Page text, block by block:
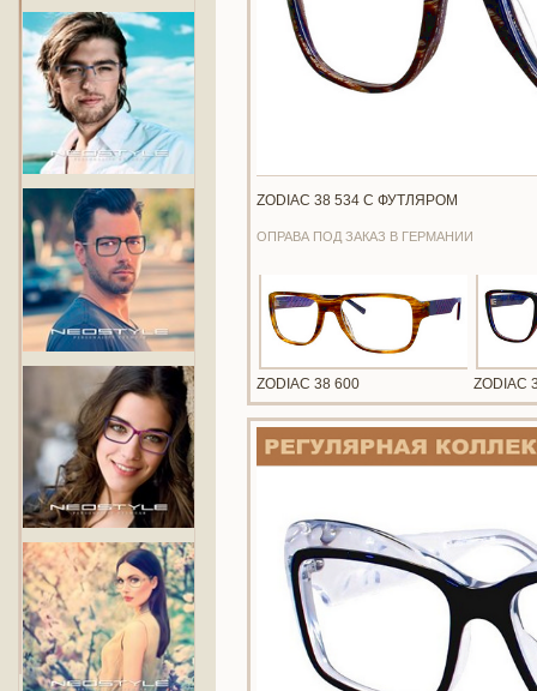
ZODIAC 38 534 С ФУТЛЯРОМ
ОПРАВА ПОД ЗАКАЗ В ГЕРМАНИИ
ZODIAC 38 600 ZODIAC